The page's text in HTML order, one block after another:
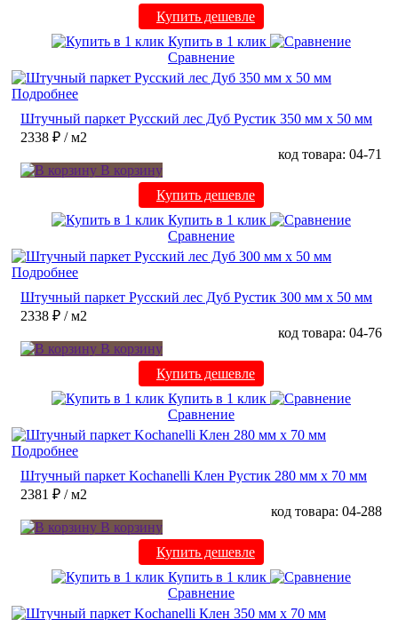
Купить дешевле
Купить в 1 клик
Сравнение
Подробнее
Штучный паркет Русский лес Дуб Рустик 350 мм х 50 мм
2338 ₽ / м2
код товара: 04-71
В корзину
Купить дешевле
Купить в 1 клик
Сравнение
Подробнее
Штучный паркет Русский лес Дуб Рустик 300 мм х 50 мм
2338 ₽ / м2
код товара: 04-76
В корзину
Купить дешевле
Купить в 1 клик
Сравнение
Подробнее
Штучный паркет Kochanelli Клен Рустик 280 мм х 70 мм
2381 ₽ / м2
код товара: 04-288
В корзину
Купить дешевле
Купить в 1 клик
Сравнение